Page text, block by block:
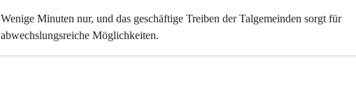
Wenige Minuten nur, und das geschäftige Treiben der Talgemeinden sorgt für
abwechslungsreiche Möglichkeiten.